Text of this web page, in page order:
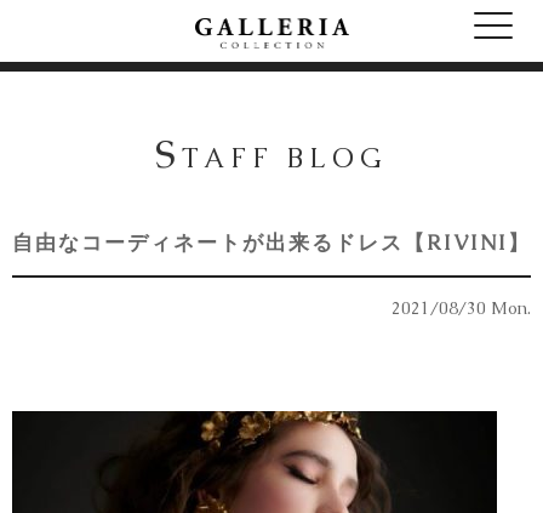
S TAFF BLOG
自由なコーディネートが出来るドレス【RIVINI】
2021/08/30 Mon.